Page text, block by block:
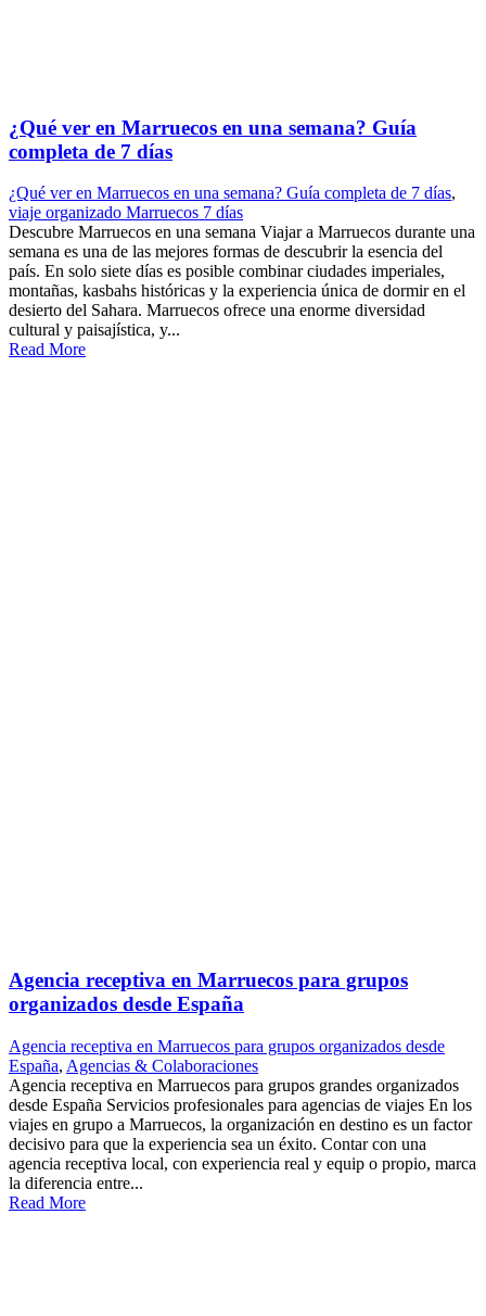
¿Qué ver en Marruecos en una semana? Guía
completa de 7 días
¿Qué ver en Marruecos en una semana? Guía completa de 7 días,
viaje organizado Marruecos 7 días
Descubre Marruecos en una semana Viajar a Marruecos durante una
semana es una de las mejores formas de descubrir la esencia del
país. En solo siete días es posible combinar ciudades imperiales,
montañas, kasbahs históricas y la experiencia única de dormir en el
desierto del Sahara. Marruecos ofrece una enorme diversidad
cultural y paisajística, y...
Read More
Agencia receptiva en Marruecos para grupos
organizados desde España
Agencia receptiva en Marruecos para grupos organizados desde
España, Agencias & Colaboraciones
Agencia receptiva en Marruecos para grupos grandes organizados
desde España Servicios profesionales para agencias de viajes En los
viajes en grupo a Marruecos, la organización en destino es un factor
decisivo para que la experiencia sea un éxito. Contar con una
agencia receptiva local, con experiencia real y equip o propio, marca
la diferencia entre...
Read More